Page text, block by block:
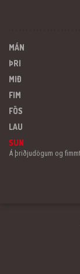
MÁN
ÞRI
MIÐ
FIM
FÖS
LAU
SUN
Á þriðjudögum og